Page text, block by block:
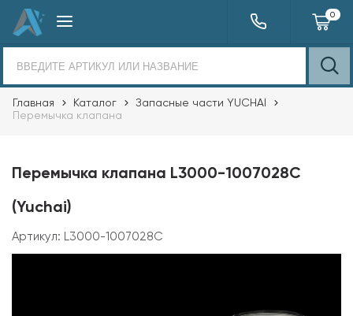
0
Главная Каталог
Запасные части YUCHAI
Перемычка клапана
Перемычка клапана L3000-1007028C
(Yuchai)
Артикул: L3000-1007028C